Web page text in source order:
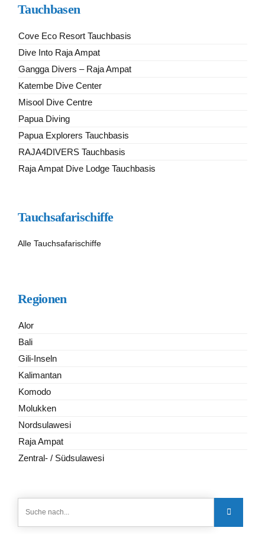
Tauchbasen
Cove Eco Resort Tauchbasis
Dive Into Raja Ampat
Gangga Divers – Raja Ampat
Katembe Dive Center
Misool Dive Centre
Papua Diving
Papua Explorers Tauchbasis
RAJA4DIVERS Tauchbasis
Raja Ampat Dive Lodge Tauchbasis
Tauchsafarischiffe
Alle Tauchsafarischiffe
Regionen
Alor
Bali
Gili-Inseln
Kalimantan
Komodo
Molukken
Nordsulawesi
Raja Ampat
Zentral- / Südsulawesi